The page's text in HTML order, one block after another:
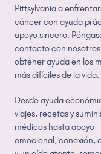
Pittsylvania a
cáncer con ayuda
apoyo sincero.
contacto con
obtener ayuda en los
más difíciles de la vida.
Desde ayuda
viajes, recetas y
médicos hasta apoyo
emocional, conexión,